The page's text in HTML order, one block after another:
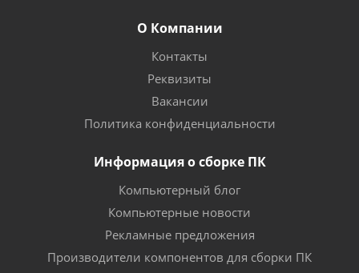
О Компании
Контакты
Реквизиты
Вакансии
Политика конфиденциальности
Информация о сборке ПК
Компьютерный блог
Компьютерные новости
Рекламные предложения
Производители компонентов для сборки ПК